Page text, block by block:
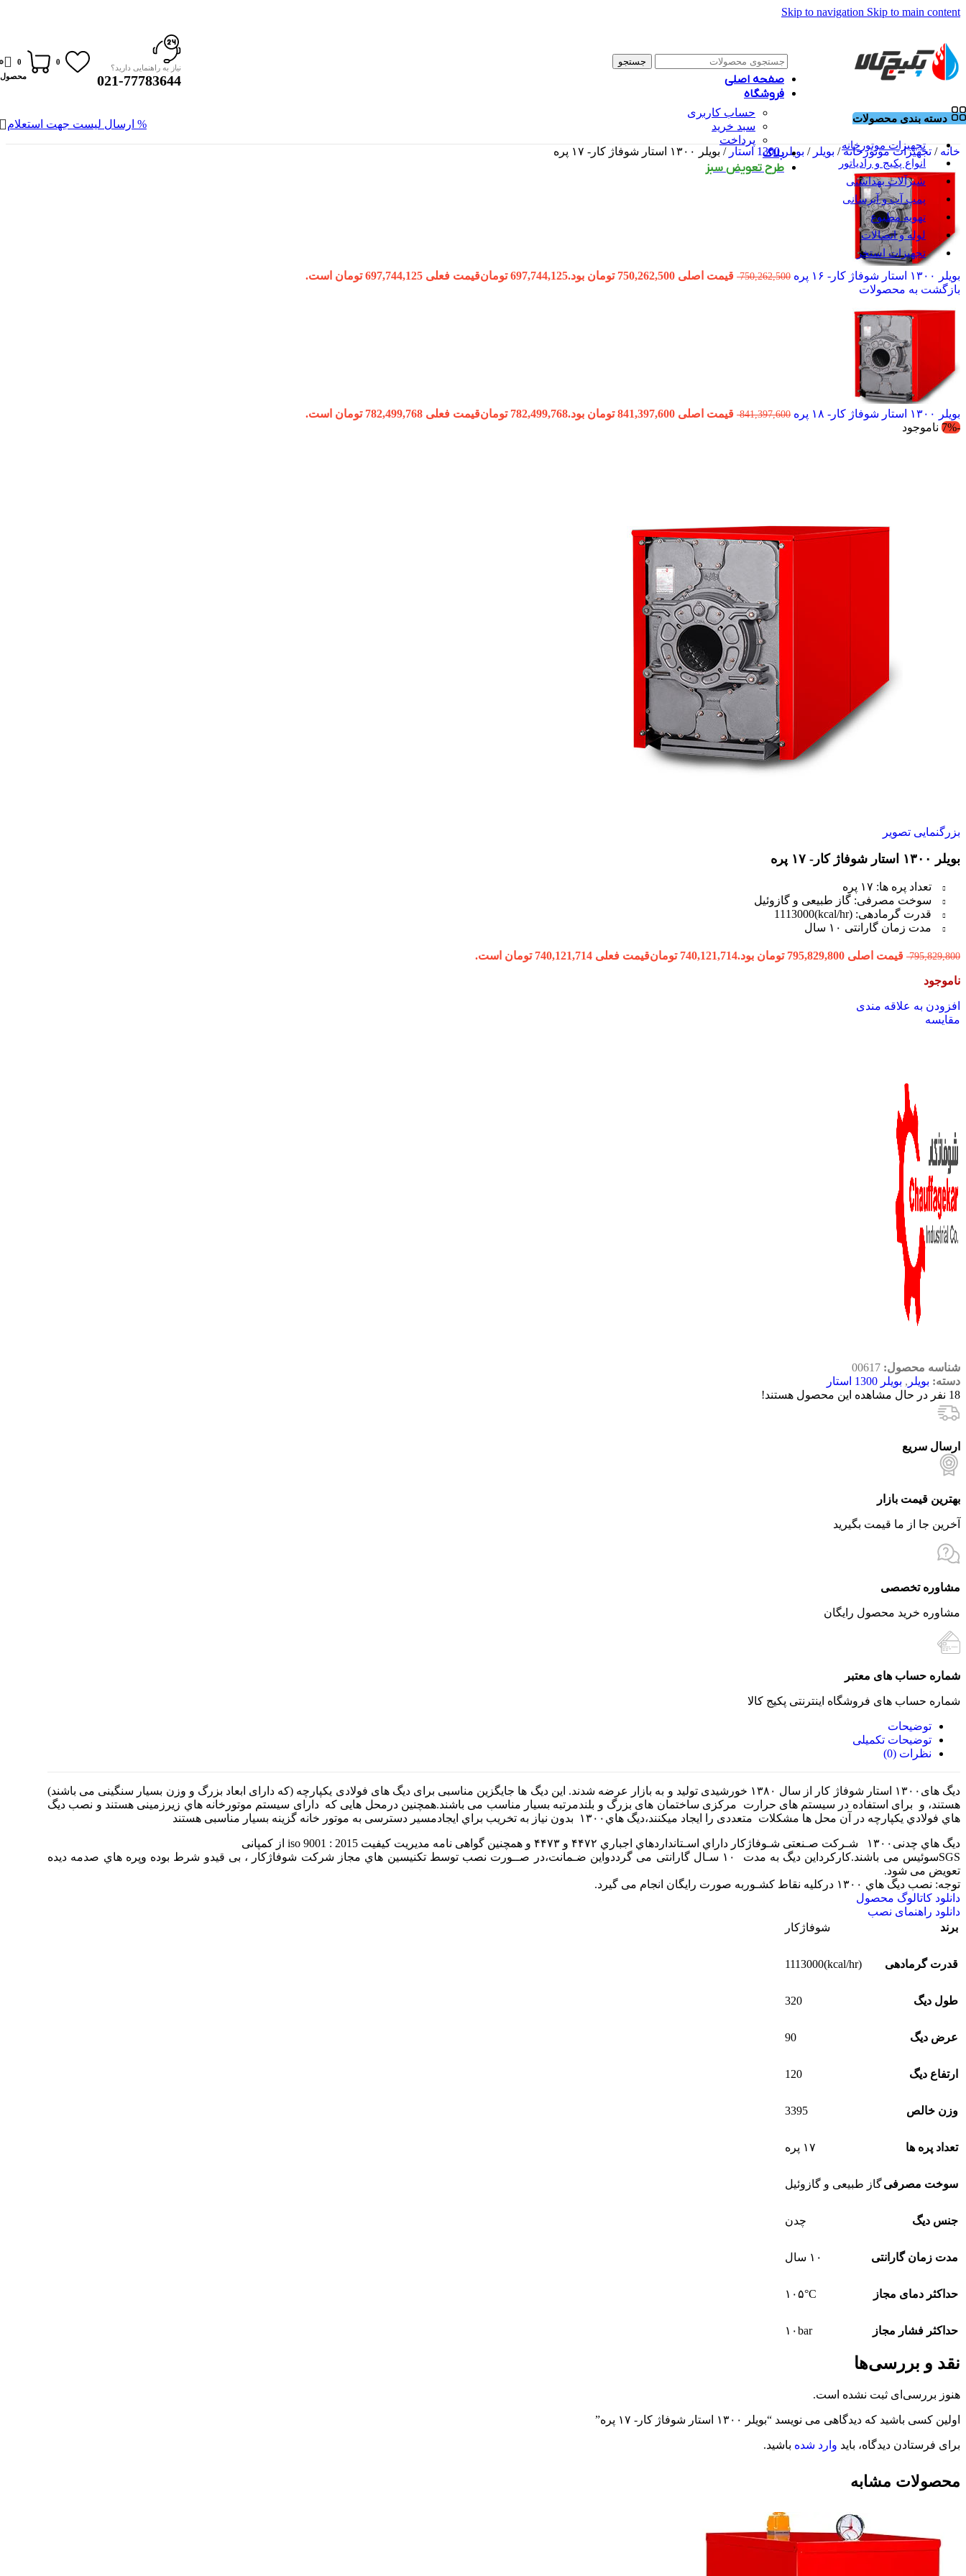
Skip to navigation Skip to main content
جستجو
نیاز به راهنمایی دارید؟
021-77783644
0
0
محصول
دسته بندی محصولات
تجهیزات موتورخانه
انواع پکیج و رادیاتور
شیرآلات بهداشتی
پمپ آب و آبرسانی
تهویه مطبوع
لوله و اتصالات
تجهیزات استخر
صفحه اصلی
فروشگاه
حساب کاربری
سبد خرید
پرداخت
بلاگ
طرح تعویض سبز
% ارسال لیست جهت استعلام
خانه/ تجهیزات موتورخانه/ بویلر/ بویلر 1300 استار / بویلر ۱۳۰۰ استار شوفاژ کار- ۱۷ پره
بویلر ۱۳۰۰ استار شوفاژ کار- ۱۶ پره 750,262,500 قیمت اصلی 750,262,500 تومان بود. 697,744,125 تومانقیمت فعلی 697,744,125 تومان است.
بازگشت به محصولات
بویلر ۱۳۰۰ استار شوفاژ کار- ۱۸ پره 841,397,600 قیمت اصلی 841,397,600 تومان بود. 782,499,768 تومانقیمت فعلی 782,499,768 تومان است.
-7%
ناموجود
بزرگنمایی تصویر
بویلر ۱۳۰۰ استار شوفاژ کار- ۱۷ پره
تعداد پره ها: ۱۷ پره
سوخت مصرفی: گاز طبیعی و گازوئیل
قدرت گرمادهی: (kcal/hr)1113000
مدت زمان گارانتی ۱۰ سال
795,829,800 قیمت اصلی 795,829,800 تومان بود. 740,121,714 تومانقیمت فعلی 740,121,714 تومان است.
ناموجود
افزودن به علاقه مندی
مقایسه
شناسه محصول: 00617
دسته: بویلر , بویلر 1300 استار
18 نفر در حال مشاهده این محصول هستند!
ارسال سریع
بهترین قیمت بازار
آخرین جا از ما قیمت بگیرید
مشاوره تخصصی
مشاوره خرید محصول رایگان
شماره حساب های معتبر
شماره حساب های فروشگاه اینترنتی پکیج کالا
توضیحات
توضیحات تکمیلی
نظرات (0)
دیگ های۱۳۰۰ استار شوفاژ کار از سال ۱۳۸۰ خورشیدی تولید و به بازار عرضه شدند. این دیگ ها جایگزین مناسبی برای دیگ های فولادی یکپارچه (که دارای ابعاد بزرگ و وزن بسیار سنگینی می باشند)
هستند، و برای استفاده در سیستم های حرارت مرکزی ساختمان های بزرگ و بلندمرتبه بسیار مناسب می باشند.همچنین درمحل هایی که دارای سیستم موتورخانه هاي زیرزمینی هستند و نصب دیگ
هاي فولادي یکپارچه در آن محل ها مشکلات متعددی را ایجاد میکنند،دیگ هاي۱۳۰۰ بدون نیاز به تخریب براي ایجادمسیر دسترسی به موتور خانه گزینه بسیار مناسبی هستند
دیگ هاي چدنی۱۳۰۰ شـرکت صـنعتی شـوفاژکار داراي اسـتانداردهاي اجباري ۴۴۷۲ و ۴۴۷۳ و همچنین گواهی نامه مدیریت کیفیت 2015 : 9001 iso از کمپانی
SGSسوئیس می باشند.کارکرداین دیگ به مدت ۱۰ سـال گارانتی می گرددواین ضـمانت،در صــورت نصب توسط تکنیسین هاي مجاز شرکت شوفاژکار ، بی قیدو شرط بوده وپره هاي صدمه دیده
تعویض می شود.
توجه: نصب دیگ هاي ۱۳۰۰ درکلیه نقاط کشـوربه صورت رایگان انجام می گیرد.
دانلود کاتالوگ محصول
دانلود راهنمای نصب
برند
شوفاژکار
قدرت گرمادهی (kcal/hr)1113000
طول دیگ 320
عرض دیگ 90
ارتفاع دیگ 120
وزن خالص 3395
تعداد پره ها ۱۷ پره
سوخت مصرفیگاز طبیعی و گازوئیل
جنس دیگ چدن
مدت زمان گارانتی ۱۰ سال
حداکثر دمای مجاز ۱۰۵°C
حداکثر فشار مجاز ۱۰bar
نقد و بررسی‌ها
هنوز بررسی‌ای ثبت نشده است.
اولین کسی باشید که دیدگاهی می نویسد “بویلر ۱۳۰۰ استار شوفاژ کار- ۱۷ پره”
برای فرستادن دیدگاه، باید وارد شده باشید.
محصولات مشابه